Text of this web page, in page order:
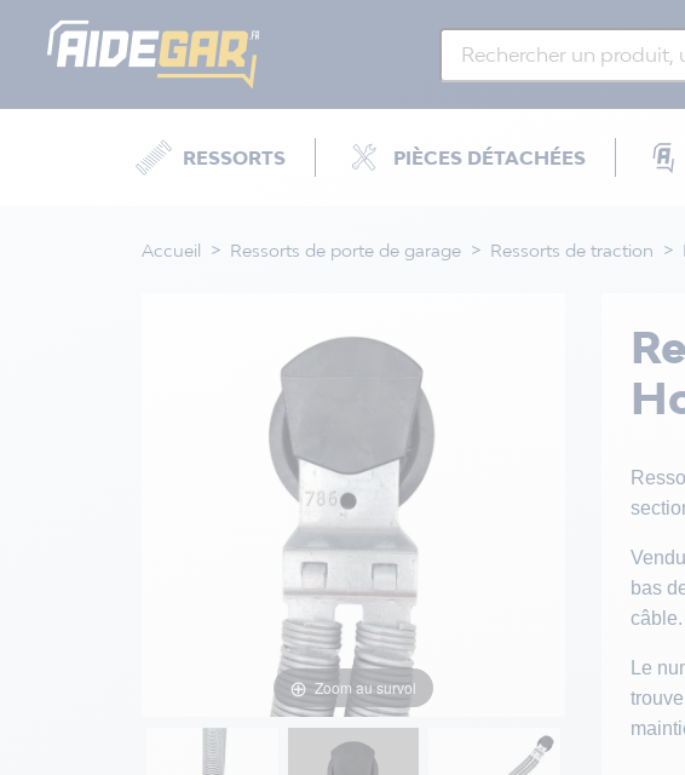
RESSORTS PIÈCES DÉTACHÉES
Accueil Ressorts de porte de garage Ressorts de traction
Zoom au survol
bas
câble.
Le